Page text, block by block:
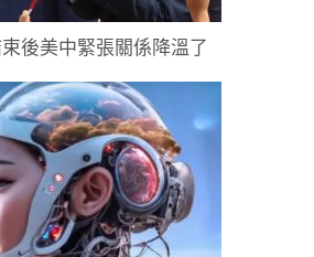
後美中緊張關係降溫了